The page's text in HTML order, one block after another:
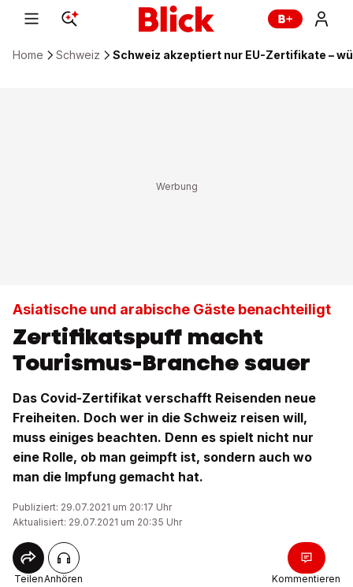
Home Schweiz Schweiz akzeptiert nur EU-Zertifikate –
Asiatische und arabische Gäste benachteiligt
Zertifikatspuff macht
Tourismus-Branche sauer
Das Covid-Zertifikat verschafft Reisenden neue
Freiheiten. Doch wer in die Schweiz reisen will,
muss einiges beachten. Denn es spielt nicht nur
eine Rolle, ob man geimpft ist, sondern auch wo
man die Impfung gemacht hat.
Publiziert: 29.07.2021 um 20:17 Uhr
Aktualisiert: 29.07.2021 um 20:35 Uhr
TeilenAnhören Kommentieren